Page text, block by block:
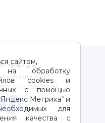
сайтом,
на обработку
cookies и
с помощью
Метрика" и
для
качества с
44-22
бесплатный
московское)